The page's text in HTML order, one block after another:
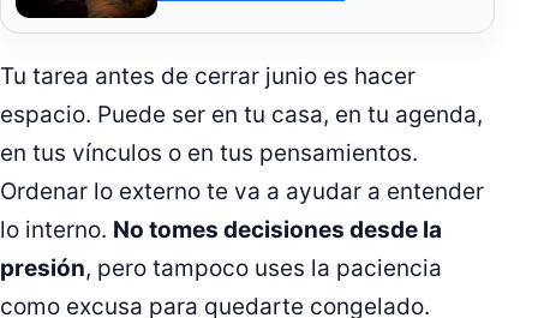
Tu tarea antes de cerrar junio es hacer
espacio. Puede ser en tu casa, en tu agenda,
en tus vínculos o en tus pensamientos.
Ordenar lo externo te va a ayudar a entender
lo interno. No tomes decisiones desde la
presión, pero tampoco uses la paciencia
como excusa para quedarte congelado.